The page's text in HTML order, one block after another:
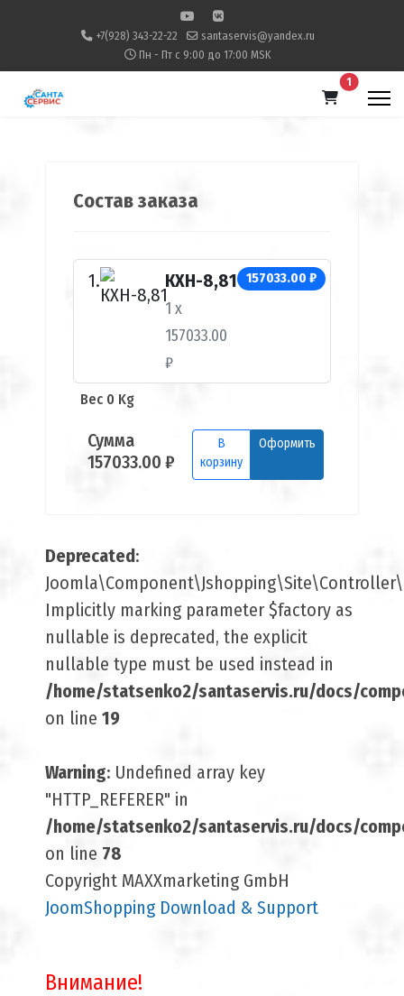
+7(928) 343-22-22
santaservis@yandex.ru
Пн - Пт с 9:00 до 17:00 MSK
1В корзину
Состав заказа
КХН-8,81
1 x
157033.00
₽
157033.00 ₽
Вес 0 Kg
Сумма
157033.00 ₽
В
корзину
Оформить
Deprecated:
Implicitly marking parameter $factory as
nullable is deprecated, the explicit
nullable type must be used instead in
/home/statsenko2/santaservis.ru/docs/
on line 19
Warning: Undefined array key
"HTTP_REFERER" in
/home/statsenko2/santaservis.ru/docs/
on line 78
Copyright MAXXmarketing GmbH
JoomShopping Download & Support
Внимание!